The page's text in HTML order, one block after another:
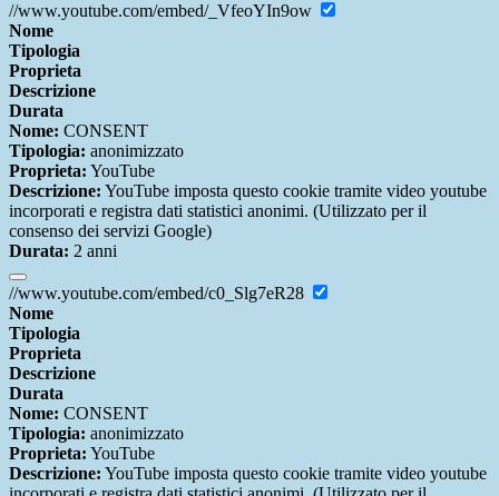
//www.youtube.com/embed/_VfeoYIn9ow
Nome
Tipologia
Proprieta
Descrizione
Durata
Nome: CONSENT
Tipologia: anonimizzato
Proprieta: YouTube
Descrizione: YouTube imposta questo cookie tramite video youtube
incorporati e registra dati statistici anonimi. (Utilizzato per il
consenso dei servizi Google)
Durata: 2 anni
//www.youtube.com/embed/c0_Slg7eR28
Nome
Tipologia
Proprieta
Descrizione
Durata
Nome: CONSENT
Tipologia: anonimizzato
Proprieta: YouTube
Descrizione: YouTube imposta questo cookie tramite video youtube